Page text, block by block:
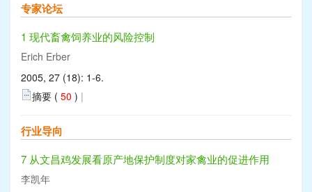
专家论坛
1 现代畜禽饲养业的风险控制
Erich Erber
2005, 27 (18): 1-6.
摘要 ( 50 ) |
行业导向
7 从文昌鸡发展看原产地保护制度对家禽业的促进作用
李凯年